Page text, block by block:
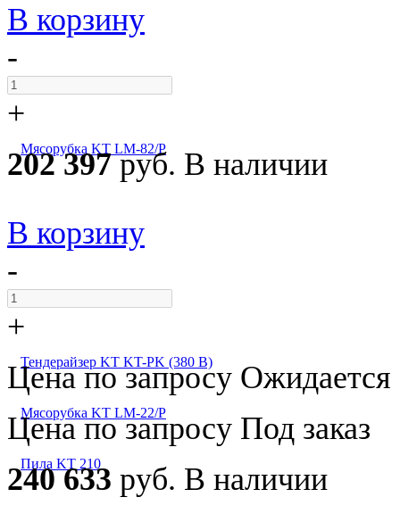
В корзину
-
+
Мясорубка KT LM-82/P
202 397руб. В наличии
В корзину
-
+
Тендерайзер KT KT-PK (380 В)
Цена по запросу Ожидается
Мясорубка KT LM-22/P
Цена по запросу Под заказ
Пила KT 210
240 633 руб. В наличии